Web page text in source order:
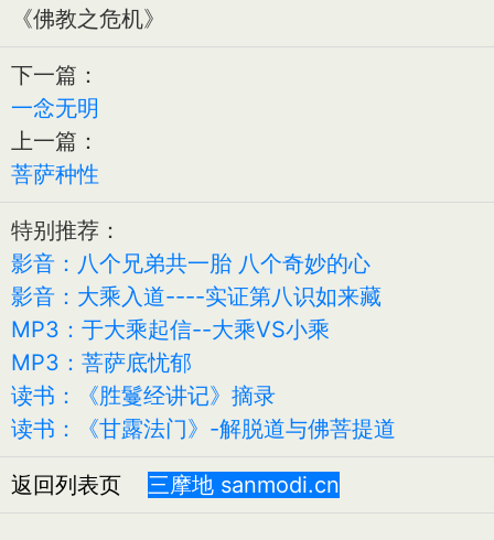
《佛教之危机》
下一篇：
一念无明
上一篇：
菩萨种性
特别推荐：
影音：八个兄弟共一胎 八个奇妙的心
影音：大乘入道----实证第八识如来藏
MP3：于大乘起信--大乘VS小乘
MP3：菩萨底忧郁
读书：《胜鬘经讲记》摘录
读书：《甘露法门》-解脱道与佛菩提道
返回列表页 三摩地 sanmodi.cn